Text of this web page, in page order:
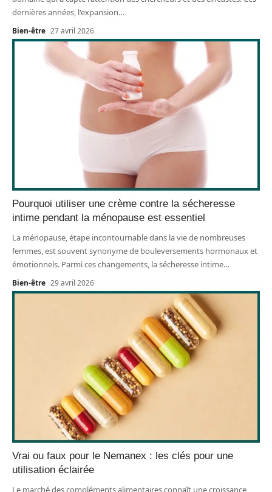
dernières années, l'expansion…
Bien-être 27 avril 2026
Pourquoi utiliser une crème contre la sécheresse
intime pendant la ménopause est essentiel
La ménopause, étape incontournable dans la vie de nombreuses
femmes, est souvent synonyme de bouleversements hormonaux et
émotionnels. Parmi ces changements, la sécheresse intime…
Bien-être 29 avril 2026
Vrai ou faux pour le Nemanex : les clés pour une
utilisation éclairée
Le marché des compléments alimentaires connaît une croissance